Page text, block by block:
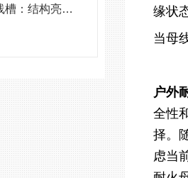
探秘高压耐火型母线槽：结构亮点与实用效能
缘状
当母
户外
全性
择。
虑当